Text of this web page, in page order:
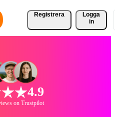
Registrera
Logga
in
4.9
on Trustpilot